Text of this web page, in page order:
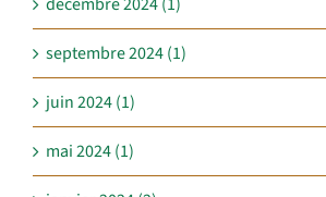
décembre 2024 (1)
septembre 2024 (1)
juin 2024 (1)
mai 2024 (1)